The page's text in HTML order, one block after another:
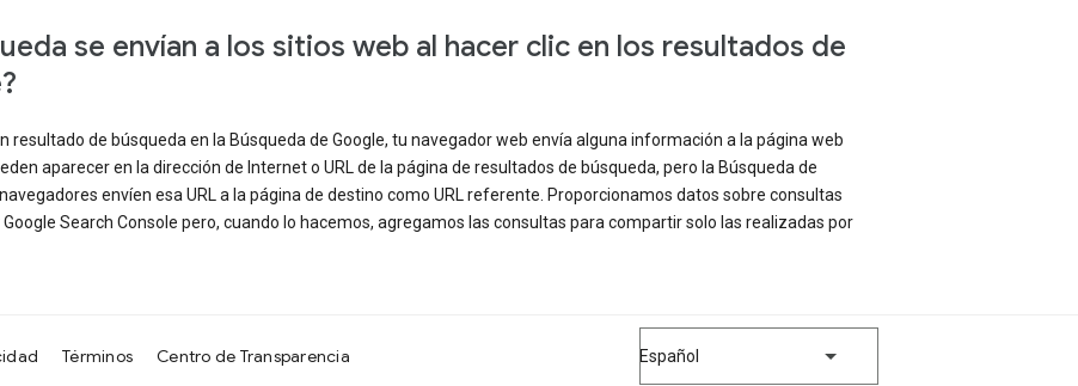
se envían a los sitios web al hacer clic en los resultados de
resultado de búsqueda en la Búsqueda de Google, tu navegador web envía alguna información a la página web
aparecer en la dirección de Internet o URL de la página de resultados de búsqueda, pero la Búsqueda de
envíen esa URL a la página de destino como URL referente. Proporcionamos datos sobre consultas
Search Console pero, cuando lo hacemos, agregamos las consultas para compartir solo las realizadas por
Términos Centro de Transparencia Español